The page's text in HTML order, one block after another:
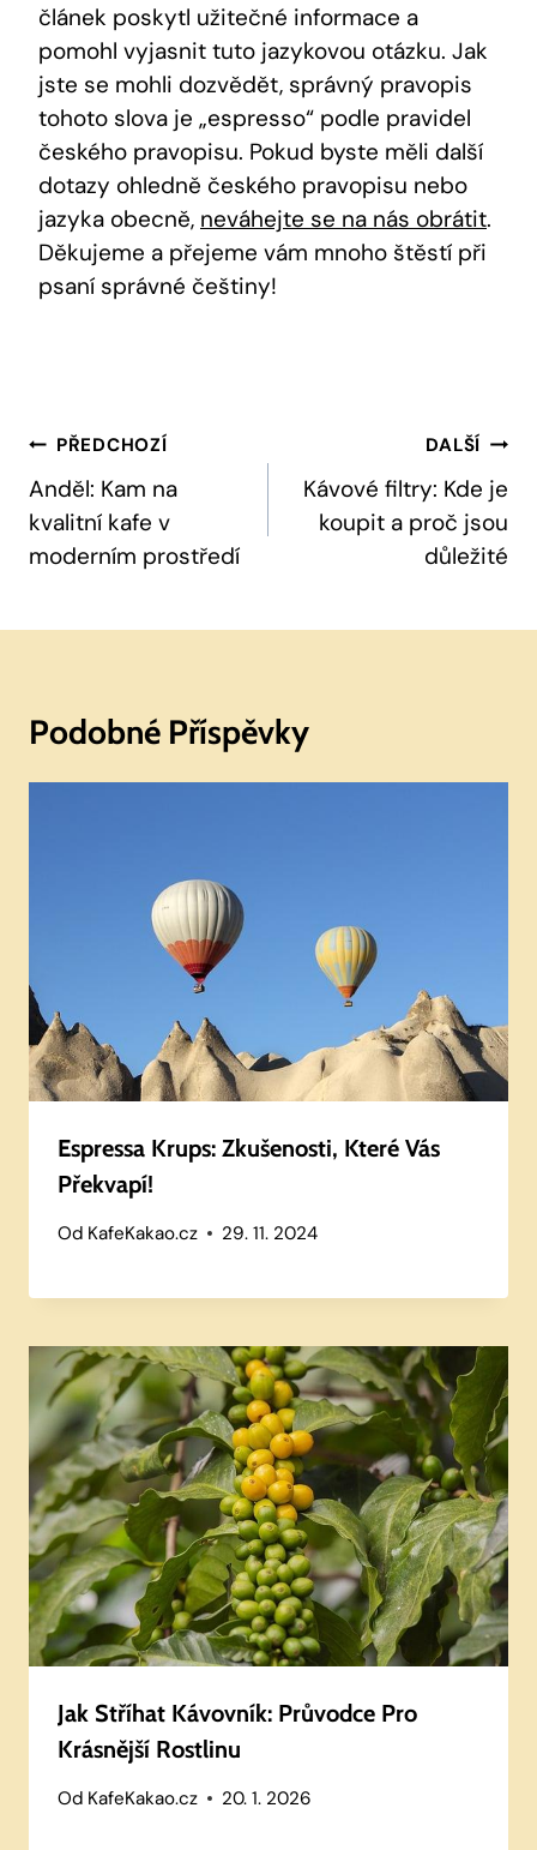
článek poskytl užitečné informace a
pomohl vyjasnit tuto jazykovou otázku. Jak
jste se mohli dozvědět, správný pravopis
tohoto slova je „espresso“ podle pravidel
českého pravopisu. Pokud byste měli další
dotazy ohledně českého pravopisu nebo
jazyka obecně, neváhejte se na nás obrátit.
Děkujeme a přejeme vám mnoho štěstí při
psaní správné češtiny!
Navigace
Pro
Příspěvek
PŘEDCHOZÍ
Anděl: Kam na
kvalitní kafe v
moderním prostředí
DALŠÍ
Kávové filtry: Kde je
koupit a proč jsou
důležité
Podobné Příspěvky
Espressa Krups: Zkušenosti, Které Vás
Překvapí!
Od KafeKakao.cz 29. 11. 2024
Jak Stříhat Kávovník: Průvodce Pro
Krásnější Rostlinu
Od KafeKakao.cz 20. 1. 2026